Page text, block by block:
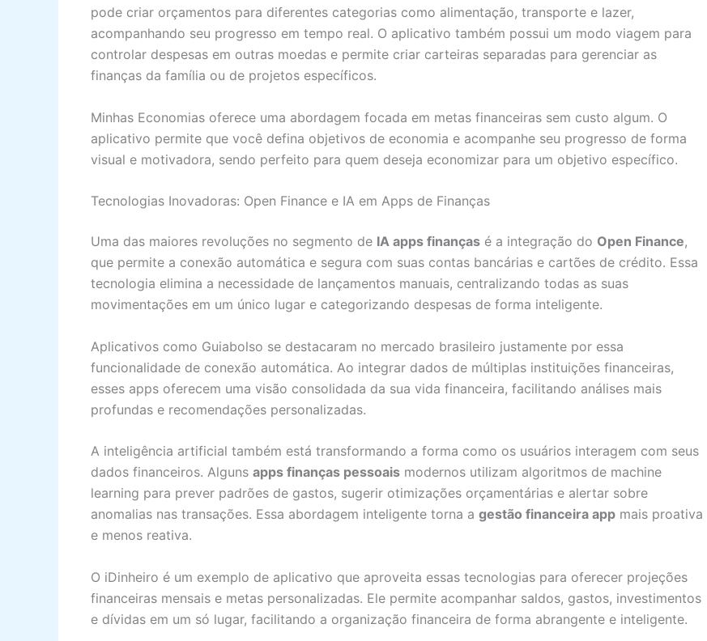
pode criar orçamentos para diferentes categorias como alimentação, transporte e lazer,
acompanhando seu progresso em tempo real. O aplicativo também possui um modo viagem para
controlar despesas em outras moedas e permite criar carteiras separadas para gerenciar as
finanças da família ou de projetos específicos.
Minhas Economias oferece uma abordagem focada em metas financeiras sem custo algum. O
aplicativo permite que você defina objetivos de economia e acompanhe seu progresso de forma
visual e motivadora, sendo perfeito para quem deseja economizar para um objetivo específico.
Tecnologias Inovadoras: Open Finance e IA em Apps de Finanças
Uma das maiores revoluções no segmento de IA apps finanças é a integração do Open Finance,
que permite a conexão automática e segura com suas contas bancárias e cartões de crédito. Essa
tecnologia elimina a necessidade de lançamentos manuais, centralizando todas as suas
movimentações em um único lugar e categorizando despesas de forma inteligente.
Aplicativos como Guiabolso se destacaram no mercado brasileiro justamente por essa
funcionalidade de conexão automática. Ao integrar dados de múltiplas instituições financeiras,
esses apps oferecem uma visão consolidada da sua vida financeira, facilitando análises mais
profundas e recomendações personalizadas.
A inteligência artificial também está transformando a forma como os usuários interagem com seus
dados financeiros. Alguns apps finanças pessoais modernos utilizam algoritmos de machine
learning para prever padrões de gastos, sugerir otimizações orçamentárias e alertar sobre
anomalias nas transações. Essa abordagem inteligente torna a gestão financeira app mais proativa
e menos reativa.
O iDinheiro é um exemplo de aplicativo que aproveita essas tecnologias para oferecer projeções
financeiras mensais e metas personalizadas. Ele permite acompanhar saldos, gastos, investimentos
e dívidas em um só lugar, facilitando a organização financeira de forma abrangente e inteligente.